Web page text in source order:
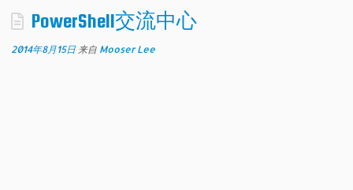
PowerShell交流中心
2014年8月15日 来自 Mooser Lee